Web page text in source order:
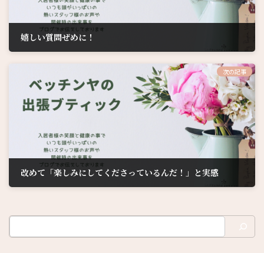
嬉しい質問ぜめに！
次の記事
改めて「楽しみにしてくださっているんだ！」と実感